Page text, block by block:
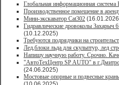
Глобальная информационная система
Производственное помещение в
Мини-экскаватор Cat302
Гидравлические дровоколы Захарыч
(10.12.2025)
Требуются подрядчики на
Лед,блоки льда для скульптур, лед
Напишу научную работу. Срочно.
"АвтоТехЦентр SP AUTO" в
(24.06.2025)
Мостовые опорные и подвесные